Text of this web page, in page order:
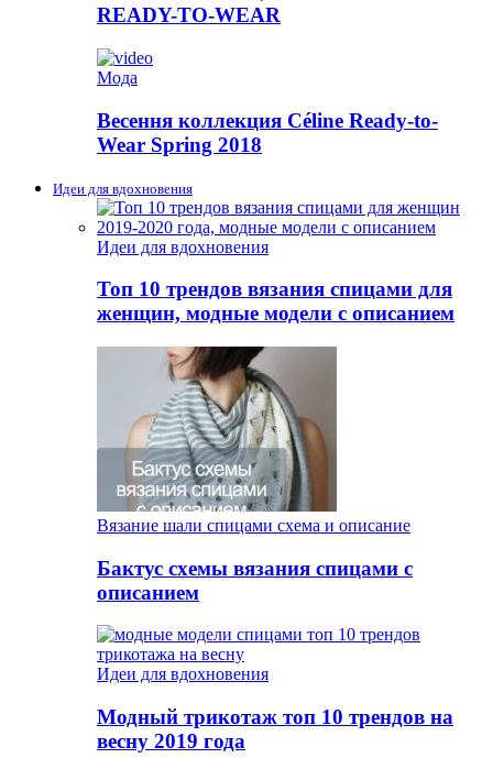
READY-TO-WEAR
Мода
Весення коллекция Céline Ready-to-
Wear Spring 2018
Идеи для вдохновения
Идеи для вдохновения
Топ 10 трендов вязания спицами для
женщин, модные модели с описанием
Вязание шали спицами схема и описание
Бактус схемы вязания спицами с
описанием
Идеи для вдохновения
Модный трикотаж топ 10 трендов на
весну 2019 года